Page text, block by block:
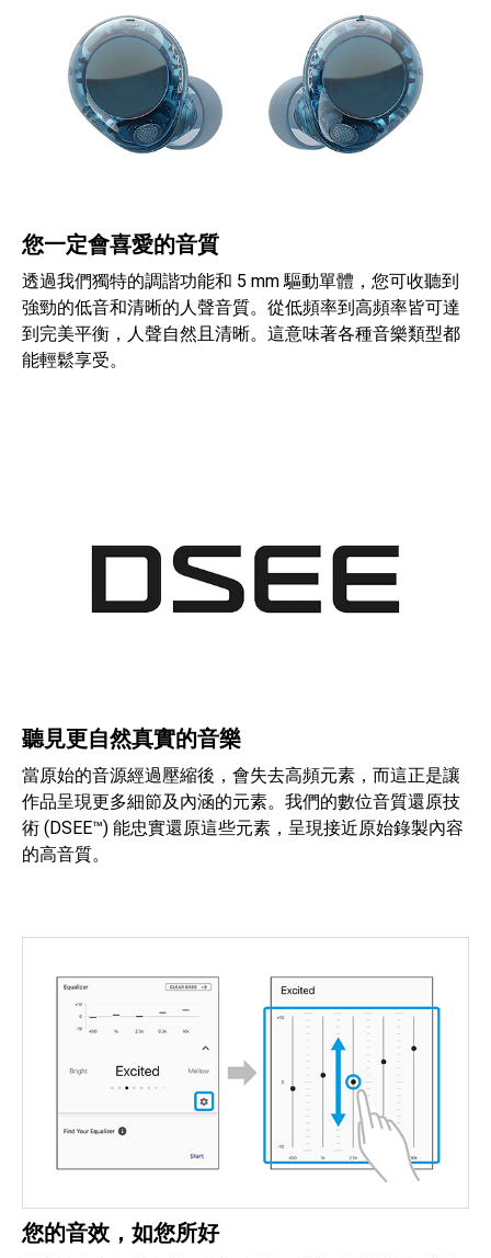
您一定會喜愛的音質
透過我們獨特的調諧功能和 5 mm 驅動單體，您可收聽到
強勁的低音和清晰的人聲音質。從低頻率到高頻率皆可達
到完美平衡，人聲自然且清晰。這意味著各種音樂類型都
能輕鬆享受。
聽見更自然真實的音樂
當原始的音源經過壓縮後，會失去高頻元素，而這正是讓
作品呈現更多細節及內涵的元素。我們的數位音質還原技
術 (DSEE™) 能忠實還原這些元素，呈現接近原始錄製內容
的高音質。
您的音效，如您所好